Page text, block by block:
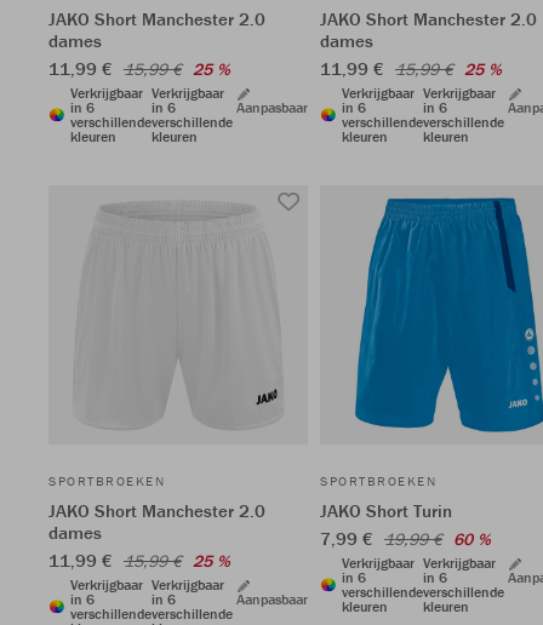
JAKO Short Manchester 2.0
dames
11,99 € 15,99 € 25 %
Verkrijgbaar
in 6
verschillende
kleuren
Verkrijgbaar
in 6
verschillende
kleuren
Aanpasbaar
JAKO Short Manchester 2.0
dames
11,99 € 15,99 € 25 %
Verkrijgbaar
in 6
verschillende
kleuren
Verkrijgbaar
in 6
verschillende
kleuren
SPORTBROEKEN
JAKO Short Manchester 2.0
dames
11,99 € 15,99 € 25 %
Verkrijgbaar
in 6
verschillende
Verkrijgbaar
in 6
verschillende
Aanpasbaar
SPORTBROEKEN
JAKO Short Turin
7,99 € 19,99 € 60 %
Verkrijgbaar
in 6
verschillende
kleuren
Verkrijgbaar
in 6
verschillende
kleuren